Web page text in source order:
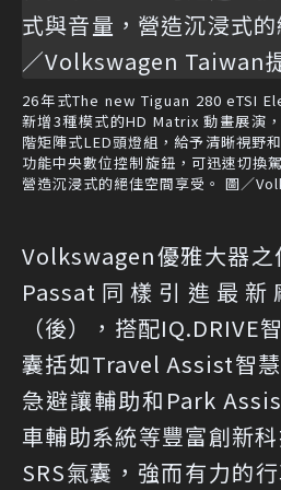
26年式The new Tiguan 280 eTSI
新增3種模式的HD Matrix 動畫展演
階矩陣式LED頭燈組，給予清晰視野
功能中央數位控制旋鈕，可迅速切換
營造沉浸式的絕佳空間享受。 圖／
Volkswagen優雅大器
Passat同樣引進最
（後），搭配IQ.DRIVE
囊括如Travel Assist智
急避讓輔助和Park
車輔助系統等豐富創新
SRS氣囊，強而有力的